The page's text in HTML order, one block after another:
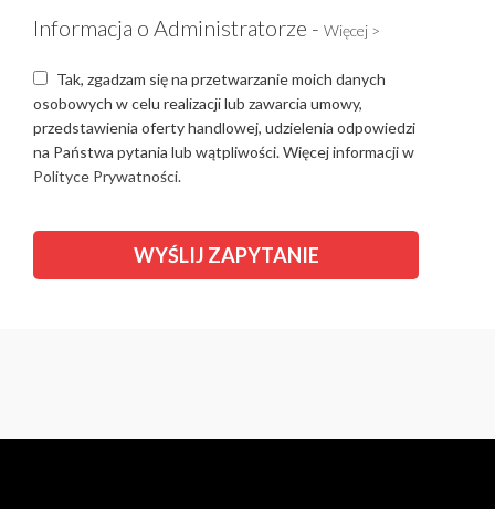
Informacja o Administratorze - Więcej >
Tak, zgadzam się na przetwarzanie moich danych
osobowych w celu realizacji lub zawarcia umowy,
przedstawienia oferty handlowej, udzielenia odpowiedzi
na Państwa pytania lub wątpliwości. Więcej informacji w
Polityce Prywatności.